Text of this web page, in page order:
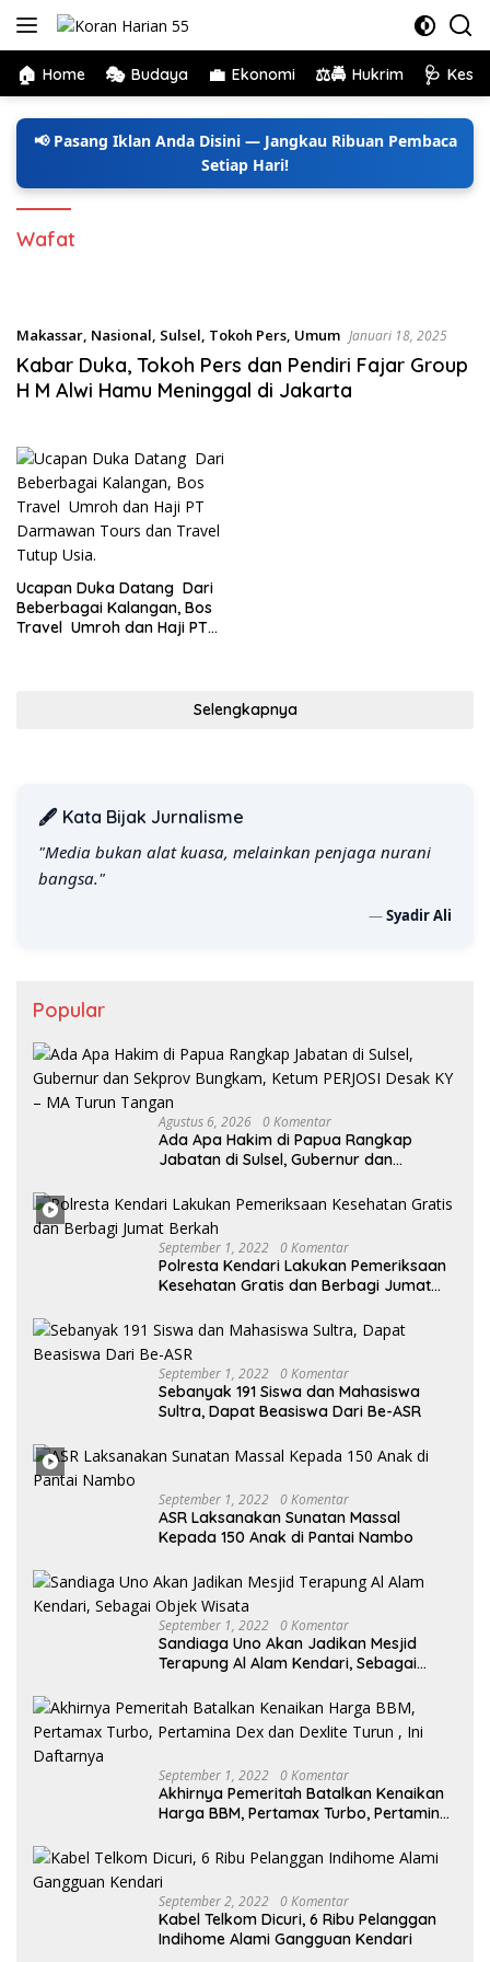
Langsung
🏠 Home 🎭 Budaya 💼 Ekonomi ⚖️🚔 Hukrim 🩺
📢 Pasang Iklan Anda Disini — Jangkau Ribuan Pembaca
Setiap Hari!
Wafat
Makassar, Nasional, Sulsel, Tokoh Pers, Umum Januari 18, 2025
Kabar Duka, Tokoh Pers dan Pendiri Fajar Group
H M Alwi Hamu Meninggal di Jakarta
Ucapan Duka Datang Dari
Beberbagai Kalangan, Bos
Travel Umroh dan Haji PT
Selengkapnya
🖋️ Kata Bijak Jurnalisme
"Media bukan alat kuasa, melainkan penjaga nurani
bangsa."
—Syadir Ali
Popular
Agustus 6, 2026 0 Komentar
Ada Apa Hakim di Papua Rangkap
Jabatan di Sulsel, Gubernur dan
Desak KY – MA Turun Tangan
September 1, 2022 0 Komentar
Polresta Kendari Lakukan Pemeriksaan
Kesehatan Gratis dan Berbagi Jumat
September 1, 2022 0 Komentar
Sebanyak 191 Siswa dan Mahasiswa
Sultra, Dapat Beasiswa Dari Be-ASR
September 1, 2022 0 Komentar
ASR Laksanakan Sunatan Massal
Kepada 150 Anak di Pantai Nambo
September 1, 2022 0 Komentar
Sandiaga Uno Akan Jadikan Mesjid
Terapung Al Alam Kendari, Sebagai
September 1, 2022 0 Komentar
Akhirnya Pemeritah Batalkan Kenaikan
Harga BBM, Pertamax Turbo, Pertamina
September 2, 2022 0 Komentar
Kabel Telkom Dicuri, 6 Ribu Pelanggan
Indihome Alami Gangguan Kendari